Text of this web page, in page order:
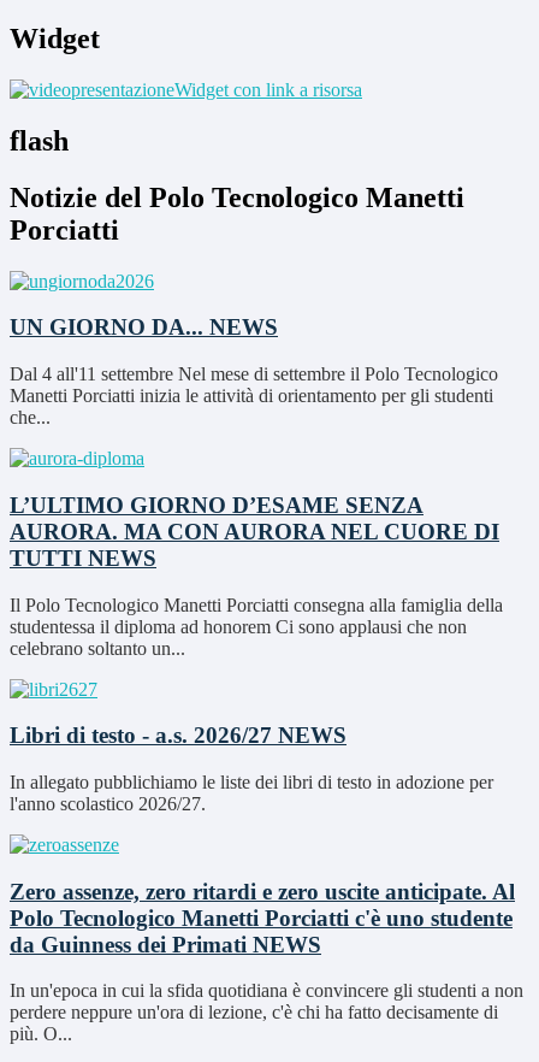
Widget
Widget con link a risorsa
flash
Notizie del Polo Tecnologico Manetti
Porciatti
UN GIORNO DA... NEWS
Dal 4 all'11 settembre Nel mese di settembre il Polo Tecnologico
Manetti Porciatti inizia le attività di orientamento per gli studenti
che...
L’ULTIMO GIORNO D’ESAME SENZA
AURORA. MA CON AURORA NEL CUORE DI
TUTTI NEWS
Il Polo Tecnologico Manetti Porciatti consegna alla famiglia della
studentessa il diploma ad honorem Ci sono applausi che non
celebrano soltanto un...
Libri di testo - a.s. 2026/27 NEWS
In allegato pubblichiamo le liste dei libri di testo in adozione per
l'anno scolastico 2026/27.
Zero assenze, zero ritardi e zero uscite anticipate. Al
Polo Tecnologico Manetti Porciatti c'è uno studente
da Guinness dei Primati NEWS
In un'epoca in cui la sfida quotidiana è convincere gli studenti a non
perdere neppure un'ora di lezione, c'è chi ha fatto decisamente di
più. O...